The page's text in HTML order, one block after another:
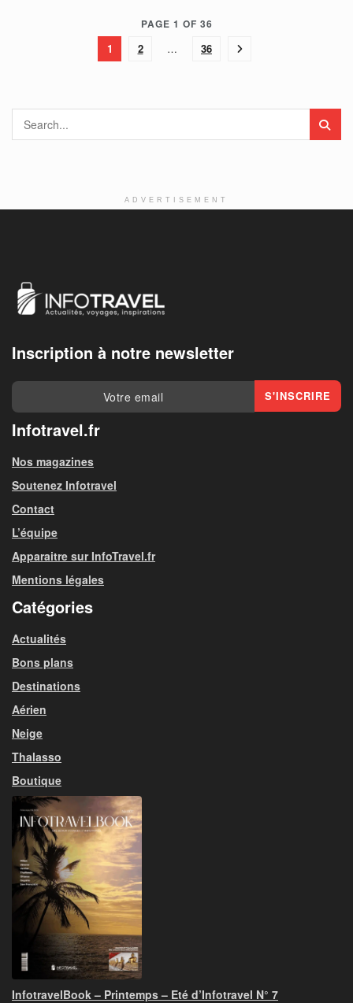
PAGE 1 OF 36
1 2 … 36
ADVERTISEMENT
Inscription à notre newsletter
Infotravel.fr
Nos magazines
Soutenez Infotravel
Contact
L’équipe
Apparaitre sur InfoTravel.fr
Mentions légales
Catégories
Actualités
Bons plans
Destinations
Aérien
Neige
Thalasso
Boutique
InfotravelBook – Printemps – Eté d’Infotravel N° 7